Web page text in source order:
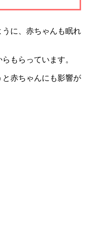
に、赤ちゃんも眠れ
もらっています。
赤ちゃんにも影響が